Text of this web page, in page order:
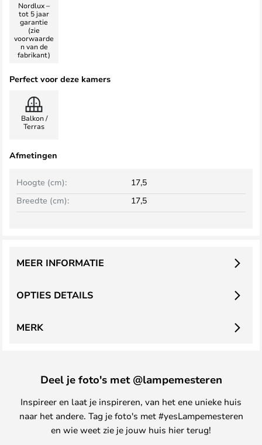
Nordlux –
tot 5 jaar
garantie
(zie
voorwaarde
n van de
fabrikant)
Perfect voor deze kamers
Balkon /
Terras
Afmetingen
Breedte (cm): 17,5
Hoogte (cm): 17,5
OPTIES DETAILS
MEER INFORMATIE
MERK
Deel je foto's met @lampemesteren
Inspireer en laat je inspireren, van het ene unieke huis
naar het andere. Tag je foto's met #yesLampemesteren
en wie weet zie je jouw huis hier terug!